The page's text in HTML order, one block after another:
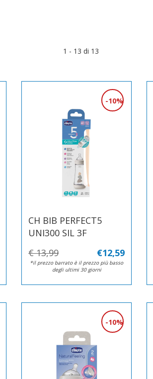
1 - 13 di 13
CH BIB PERFECT5
UNI300 SIL 3F
10%
€ 13,99 €12,59
*il prezzo barrato è il prezzo più basso
degli ultimi 30 giorni
10%